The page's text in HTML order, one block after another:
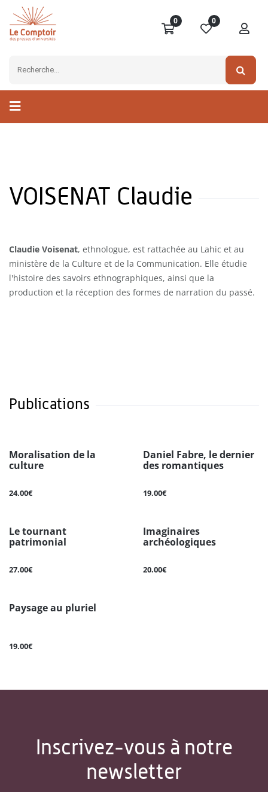
0 0
VOISENAT Claudie
Claudie Voisenat, ethnologue, est rattachée au Lahic et au
ministère de la Culture et de la Communication. Elle étudie
l'histoire des savoirs ethnographiques, ainsi que la
production et la réception des formes de narration du passé.
Publications
Moralisation de la
culture
24.00€
Daniel Fabre, le dernier
des romantiques
19.00€
Le tournant
patrimonial
27.00€
Imaginaires
archéologiques
20.00€
Paysage au pluriel
19.00€
Inscrivez-vous à notre
newsletter